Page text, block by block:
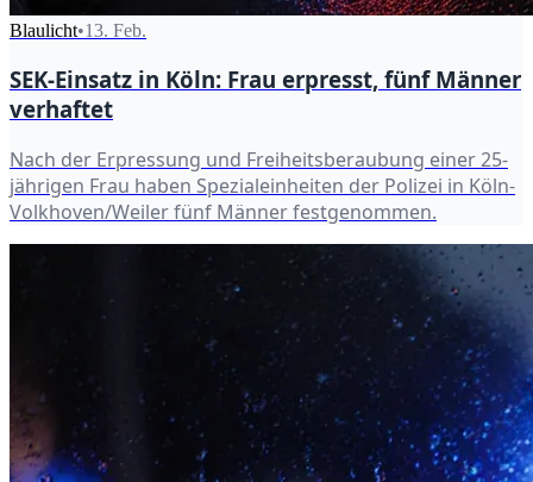
Blaulicht•13. Feb.
SEK-Einsatz in Köln: Frau erpresst, fünf Männer
verhaftet
Nach der Erpressung und Freiheitsberaubung einer 25-
jährigen Frau haben Spezialeinheiten der Polizei in Köln-
Volkhoven/Weiler fünf Männer festgenommen.